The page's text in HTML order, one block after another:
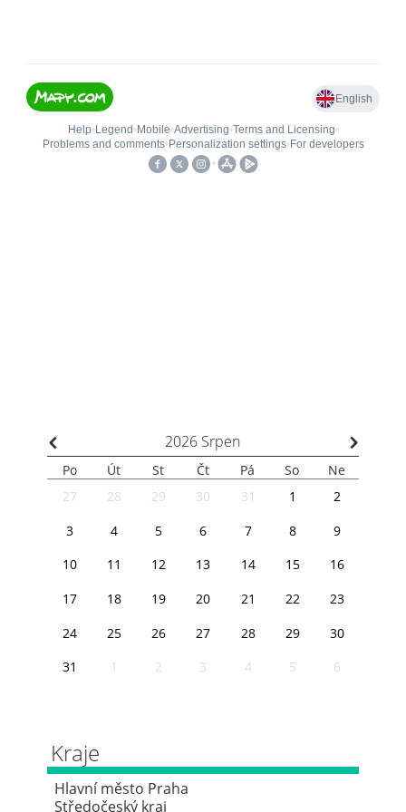
⌃ 2026 Srpen ⌃
Po Út St Čt Pá So
Ne
27
28 29 30 31 1
2
3
4 5 6 7 8
9
10
11 12 13 14 15
16
17
18 19 20 21 22
23
24
25 26 27 28 29
30
31
1 2 3 4 5 6
Kraje
Hlavní město Praha
Středočeský kraj